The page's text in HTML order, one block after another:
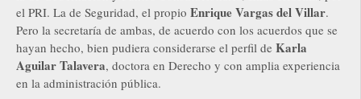
el PRI. La de Seguridad, el propio Enrique Vargas del Villar.
Pero la secretaría de ambas, de acuerdo con los acuerdos que se
hayan hecho, bien pudiera considerarse el perfil de Karla
Aguilar Talavera, doctora en Derecho y con amplia experiencia
en la administración pública.